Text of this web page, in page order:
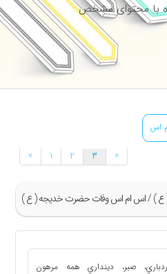
با محتوای مشخص
اس
ع ) / اس ام اس وفات حضرت خدیجه ( ع )
» 1 2 3 «
صبر، دينداري همه مرهون